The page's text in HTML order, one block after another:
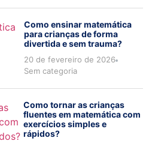
Como ensinar matemática
para crianças de forma
divertida e sem trauma?
20 de fevereiro de 2026
Sem categoria
Como tornar as crianças
fluentes em matemática com
exercícios simples e
rápidos?